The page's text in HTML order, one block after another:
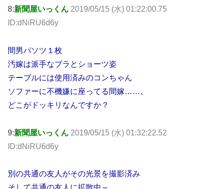
8:新聞屋いっくん 2019/05/15 (水) 01:22:00.75
ID:dNiRU6d6y
間男パソツ１枚
汚嫁は派手なブラとショーツ姿
テーブルには使用済みのコンちゃん
ソファーに不機嫌に座ってる間嫁……。
どこがドッキリなんですか？
9:新聞屋いっくん 2019/05/15 (水) 01:32:22.52
ID:dNiRU6d6y
別の共通の友人がその光景を撮影済み